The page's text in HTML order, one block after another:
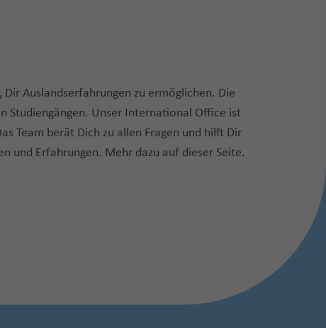
Auslandserfahrungen zu ermöglichen. Die
Studiengängen. Unser International Office ist
Team berät Dich zu allen Fragen und hilft Dir
und Erfahrungen. Mehr dazu auf dieser Seite.